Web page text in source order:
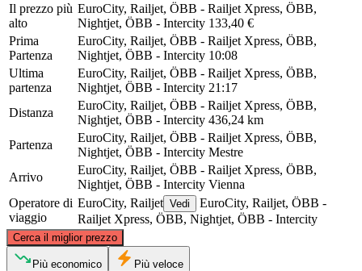
Il prezzo più
alto
EuroCity, Railjet, ÖBB - Railjet Xpress, ÖBB,
Nightjet, ÖBB - Intercity 133,40 €
Prima
Partenza
EuroCity, Railjet, ÖBB - Railjet Xpress, ÖBB,
Nightjet, ÖBB - Intercity 10:08
Ultima
partenza
EuroCity, Railjet, ÖBB - Railjet Xpress, ÖBB,
Nightjet, ÖBB - Intercity 21:17
Distanza
EuroCity, Railjet, ÖBB - Railjet Xpress, ÖBB,
Nightjet, ÖBB - Intercity 436,24 km
Partenza
EuroCity, Railjet, ÖBB - Railjet Xpress, ÖBB,
Nightjet, ÖBB - Intercity Mestre
Arrivo
EuroCity, Railjet, ÖBB - Railjet Xpress, ÖBB,
Nightjet, ÖBB - Intercity Vienna
Operatore di
viaggio
EuroCity, Railjet Vedi
EuroCity, Railjet, ÖBB -
Railjet Xpress, ÖBB, Nightjet, ÖBB - Intercity
Cerca il miglior prezzo
© CARTO, © OpenStreetMapcontributors
Più economico
Più veloce